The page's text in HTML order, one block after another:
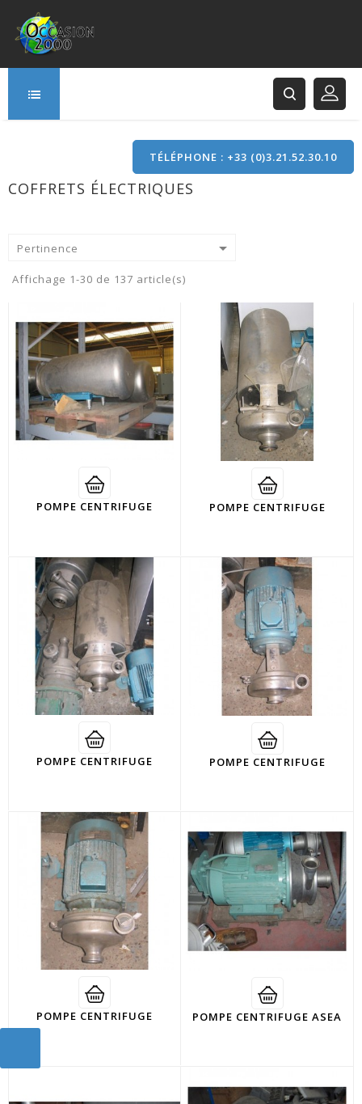
TÉLÉPHONE : +33 (0)3.21.52.30.10
COFFRETS ÉLECTRIQUES
Pertinence 
Affichage 1-30 de 137 article(s)
POMPE CENTRIFUGE POMPE CENTRIFUGE
POMPE CENTRIFUGE POMPE CENTRIFUGE
POMPE CENTRIFUGE POMPE CENTRIFUGE ASEA